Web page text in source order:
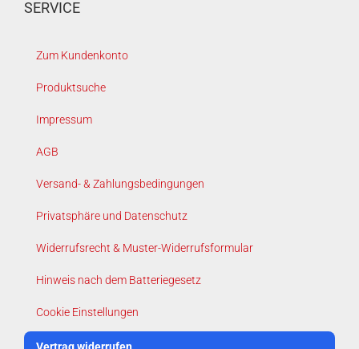
SERVICE
Zum Kundenkonto
Produktsuche
Impressum
AGB
Versand- & Zahlungsbedingungen
Privatsphäre und Datenschutz
Widerrufsrecht & Muster-Widerrufsformular
Hinweis nach dem Batteriegesetz
Cookie Einstellungen